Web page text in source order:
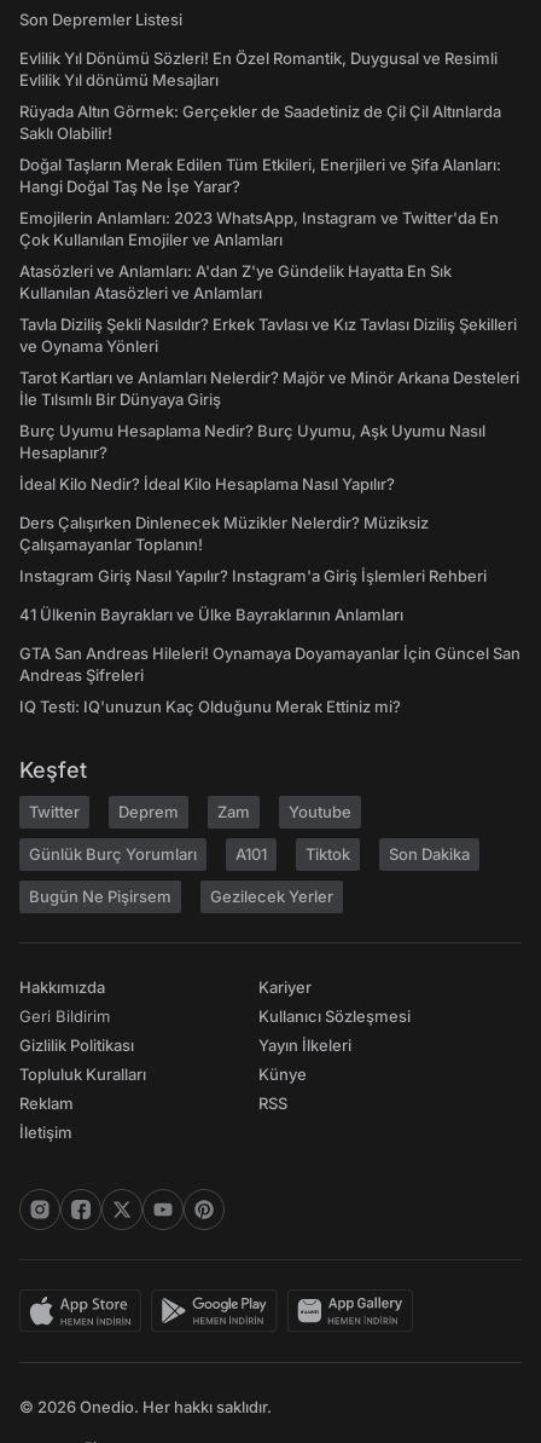
Son Depremler Listesi
Evlilik Yıl Dönümü Sözleri! En Özel Romantik, Duygusal ve Resimli
Evlilik Yıl dönümü Mesajları
Rüyada Altın Görmek: Gerçekler de Saadetiniz de Çil Çil Altınlarda
Saklı Olabilir!
Doğal Taşların Merak Edilen Tüm Etkileri, Enerjileri ve Şifa Alanları:
Hangi Doğal Taş Ne İşe Yarar?
Emojilerin Anlamları: 2023 WhatsApp, Instagram ve Twitter'da En
Çok Kullanılan Emojiler ve Anlamları
Atasözleri ve Anlamları: A'dan Z'ye Gündelik Hayatta En Sık
Kullanılan Atasözleri ve Anlamları
Tavla Diziliş Şekli Nasıldır? Erkek Tavlası ve Kız Tavlası Diziliş Şekilleri
ve Oynama Yönleri
Tarot Kartları ve Anlamları Nelerdir? Majör ve Minör Arkana Desteleri
İle Tılsımlı Bir Dünyaya Giriş
Burç Uyumu Hesaplama Nedir? Burç Uyumu, Aşk Uyumu Nasıl
Hesaplanır?
İdeal Kilo Nedir? İdeal Kilo Hesaplama Nasıl Yapılır?
Ders Çalışırken Dinlenecek Müzikler Nelerdir? Müziksiz
Çalışamayanlar Toplanın!
Instagram Giriş Nasıl Yapılır? Instagram'a Giriş İşlemleri Rehberi
41 Ülkenin Bayrakları ve Ülke Bayraklarının Anlamları
GTA San Andreas Hileleri! Oynamaya Doyamayanlar İçin Güncel San
Andreas Şifreleri
IQ Testi: IQ'unuzun Kaç Olduğunu Merak Ettiniz mi?
Keşfet
Twitter Deprem Zam Youtube
Günlük Burç Yorumları A101 Tiktok Son Dakika
Bugün Ne Pişirsem Gezilecek Yerler
Hakkımızda
Geri Bildirim
Gizlilik Politikası
Topluluk Kuralları
Reklam
İletişim
Kariyer
Kullanıcı Sözleşmesi
Yayın İlkeleri
Künye
RSS
© 2026 Onedio. Her hakkı saklıdır.